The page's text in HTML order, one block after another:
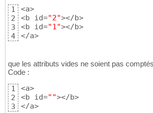
1
2
3
4
<a>
<b id="2"></b>
<b id="1"></b>
</a>
que les attributs vides ne soient pas comptés
Code :
1
2
3
<a>
<b id=""></b>
</a>